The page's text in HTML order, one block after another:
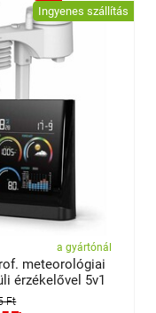
Ingyenes szállítás
a gyártónál
meteorológiai
érzékelővel 5v1
Ft